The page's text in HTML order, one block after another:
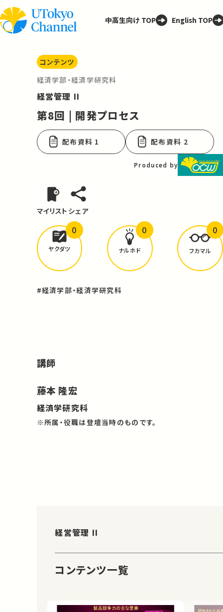
中高生向け TOP English TOP
コンテンツ
経済学部・経済学研究科
経営管理 II
第8回 | 開発プロセス
配布資料 1 配布資料 2
Produced by
マイリスト シェア
どんな学びがありましたか？
ヤクダツ
0
ナルホド
0
フカマル
0
#経済学部・経済学研究科
講師
藤本 隆宏
経済学研究科
※所属・役職は登壇当時のものです。
経営管理 II
コンテンツ一覧